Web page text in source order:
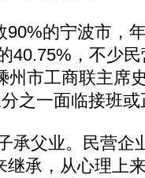
的宁波市，年
40.75%，不少
市工商联主席
之一面临接班或
父业。民营企
承，从心理上